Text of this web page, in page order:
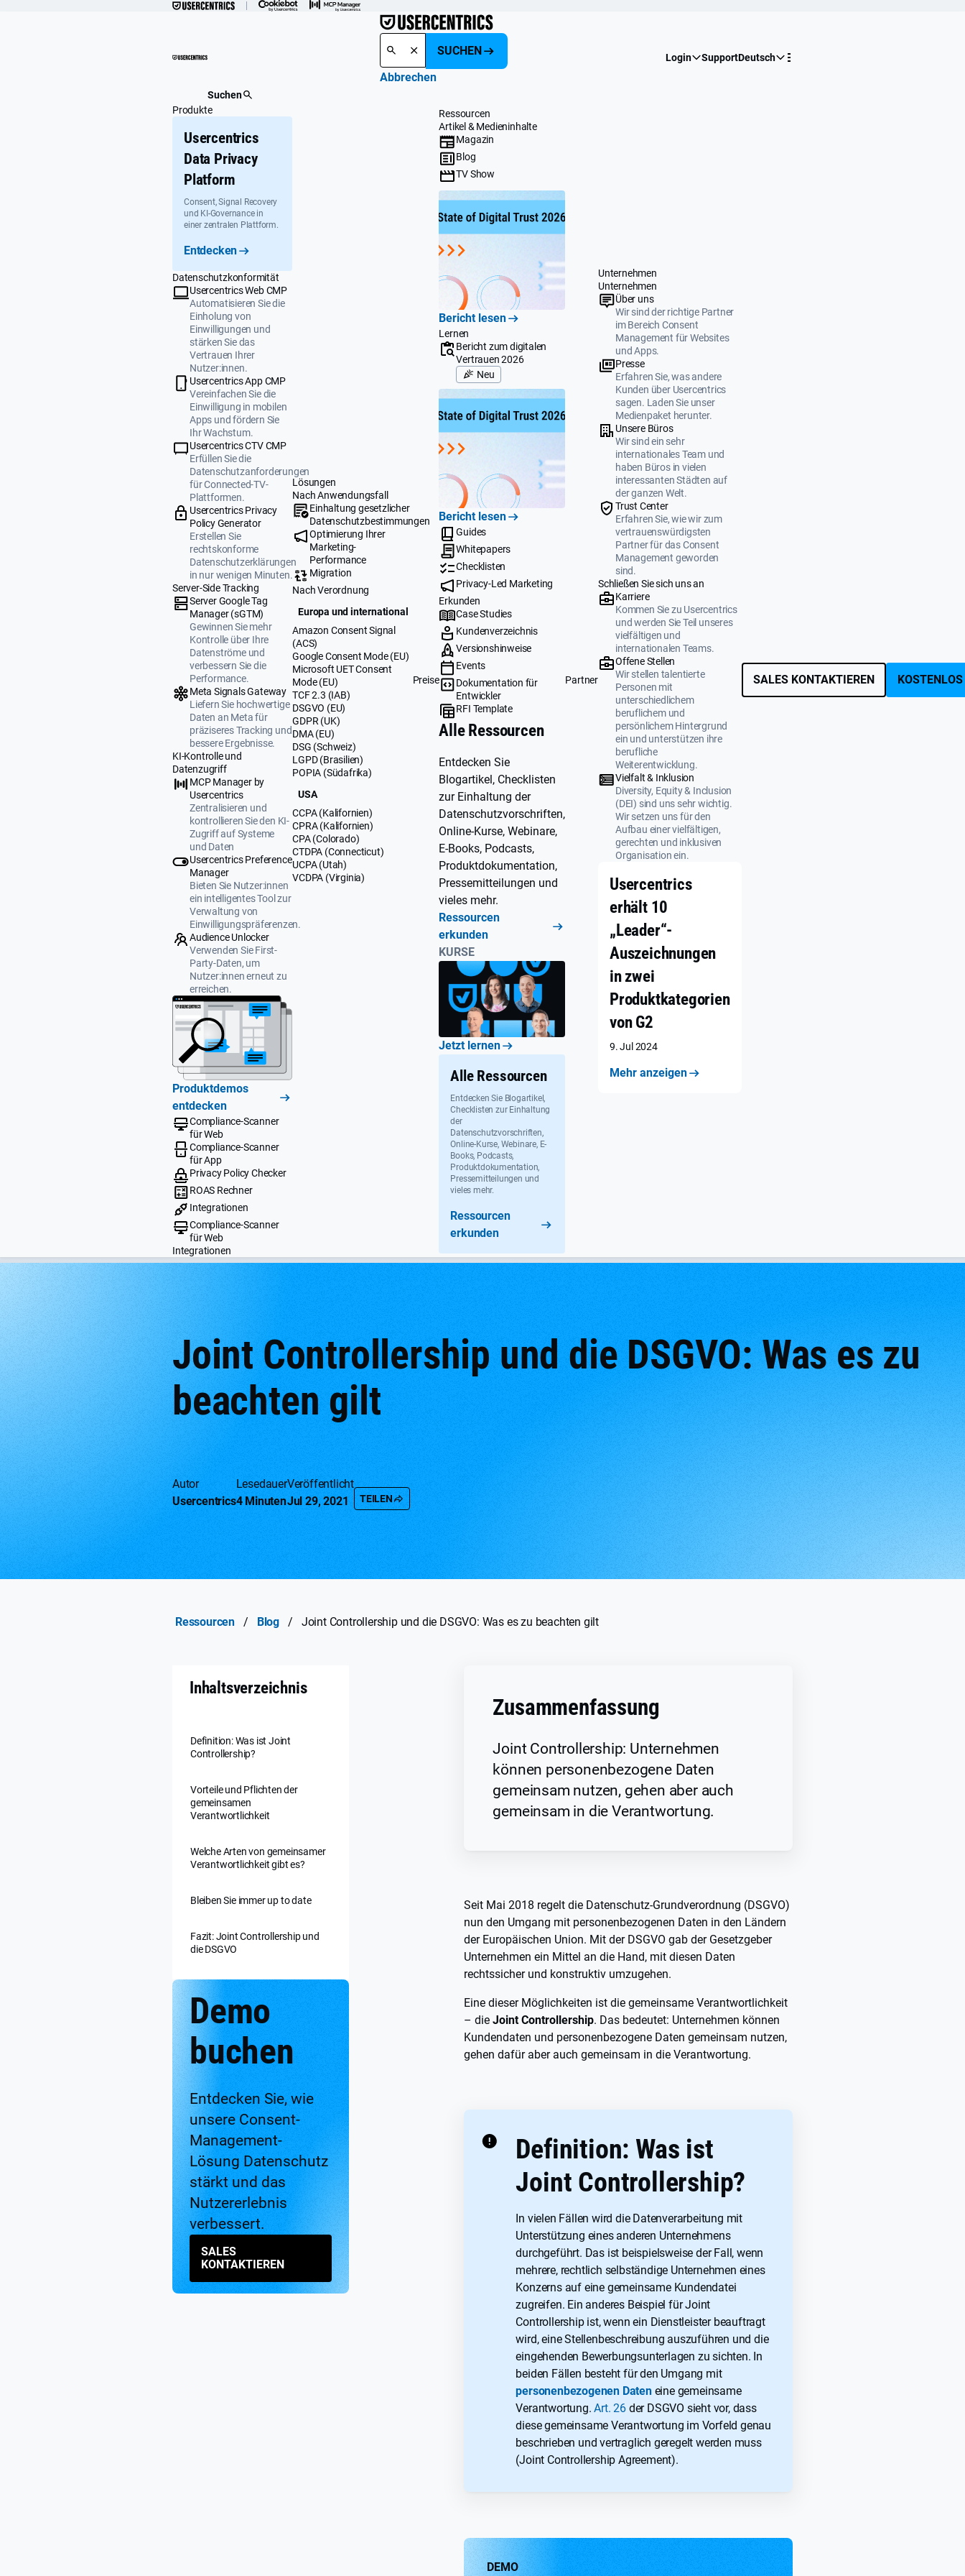
SUCHEN
Abbrechen
Suchen
Login SupportDeutsch
Produkte
Usercentrics
Data Privacy
Platform
Consent, Signal Recovery
und KI-Governance in
einer zentralen Plattform.
Entdecken
Datenschutzkonformität
Usercentrics Web CMP
Automatisieren Sie die
Einholung von
Einwilligungen und
stärken Sie das
Vertrauen Ihrer
Nutzer:innen.
Usercentrics App CMP
Vereinfachen Sie die
Einwilligung in mobilen
Apps und fördern Sie
Ihr Wachstum.
Usercentrics CTV CMP
Erfüllen Sie die
Datenschutzanforderungen
für Connected-TV-
Plattformen.
Usercentrics Privacy
Policy Generator
Erstellen Sie
rechtskonforme
Datenschutzerklärungen
in nur wenigen Minuten.
Server-Side Tracking
Server Google Tag
Manager (sGTM)
Gewinnen Sie mehr
Kontrolle über Ihre
Datenströme und
verbessern Sie die
Performance.
Meta Signals Gateway
Liefern Sie hochwertige
Daten an Meta für
präziseres Tracking und
bessere Ergebnisse.
KI-Kontrolle und
Datenzugriff
MCP Manager by
Usercentrics
Zentralisieren und
kontrollieren Sie den KI-
Zugriff auf Systeme
und Daten
Usercentrics Preference
Manager
Bieten Sie Nutzer:innen
ein intelligentes Tool zur
Verwaltung von
Einwilligungspräferenzen.
Audience Unlocker
Verwenden Sie First-
Party-Daten, um
Nutzer:innen erneut zu
erreichen.
Produktdemos
entdecken
Compliance-Scanner
für Web
Compliance-Scanner
für App
Privacy Policy Checker
ROAS Rechner
Integrationen
Compliance-Scanner
für Web
Integrationen
Lösungen
Nach Anwendungsfall
Einhaltung gesetzlicher
Datenschutzbestimmungen
Optimierung Ihrer
Marketing-
Performance
Migration
Nach Verordnung
Europa und international
Amazon Consent Signal
(ACS)
Google Consent Mode (EU)
Microsoft UET Consent
Mode (EU)
TCF 2.3 (IAB)
DSGVO (EU)
GDPR (UK)
DMA (EU)
DSG (Schweiz)
LGPD (Brasilien)
POPIA (Südafrika)
USA
CCPA (Kalifornien)
CPRA (Kalifornien)
CPA (Colorado)
CTDPA (Connecticut)
UCPA (Utah)
VCDPA (Virginia)
Preise
Ressourcen
Artikel & Medieninhalte
Magazin
Blog
TV Show
Bericht lesen
Lernen
Bericht zum digitalen
Vertrauen 2026
Neu
Bericht lesen
Guides
Whitepapers
Checklisten
Privacy-Led Marketing
Erkunden
Case Studies
Kundenverzeichnis
Versionshinweise
Events
Dokumentation für
Entwickler
RFI Template
Alle Ressourcen
Entdecken Sie
Blogartikel, Checklisten
zur Einhaltung der
Datenschutzvorschriften,
Online-Kurse, Webinare,
E-Books, Podcasts,
Produktdokumentation,
Pressemitteilungen und
vieles mehr.
Ressourcen
erkunden
KURSE
Jetzt lernen
Alle Ressourcen
Entdecken Sie Blogartikel,
Checklisten zur Einhaltung
der
Datenschutzvorschriften,
Online-Kurse, Webinare, E-
Books, Podcasts,
Produktdokumentation,
Pressemitteilungen und
vieles mehr.
Ressourcen
erkunden
Partner
Unternehmen
Unternehmen
Über uns
Wir sind der richtige Partner
im Bereich Consent
Management für Websites
und Apps.
Presse
Erfahren Sie, was andere
Kunden über Usercentrics
sagen. Laden Sie unser
Medienpaket herunter.
Unsere Büros
Wir sind ein sehr
internationales Team und
haben Büros in vielen
interessanten Städten auf
der ganzen Welt.
Trust Center
Erfahren Sie, wie wir zum
vertrauenswürdigsten
Partner für das Consent
Management geworden
sind.
Schließen Sie sich uns an
Karriere
Kommen Sie zu Usercentrics
und werden Sie Teil unseres
vielfältigen und
internationalen Teams.
Offene Stellen
Wir stellen talentierte
Personen mit
unterschiedlichem
beruflichem und
persönlichem Hintergrund
ein und unterstützen ihre
berufliche
Weiterentwicklung.
Vielfalt & Inklusion
Diversity, Equity & Inclusion
(DEI) sind uns sehr wichtig.
Wir setzen uns für den
Aufbau einer vielfältigen,
gerechten und inklusiven
Organisation ein.
Usercentrics
erhält 10
„Leader“-
Auszeichnungen
in zwei
Produktkategorien
von G2
9. Jul 2024
Mehr anzeigen
SALES KONTAKTIEREN
Joint Controllership und die DSGVO: Was es zu
beachten gilt
Autor
Usercentrics
Lesedauer
4 Minuten
Veröffentlicht
Jul 29, 2021
TEILEN
Ressourcen / Blog / Joint Controllership und die DSGVO: Was es zu beachten gilt
Inhaltsverzeichnis
Definition: Was ist Joint
Controllership?
Vorteile und Pflichten der
gemeinsamen
Verantwortlichkeit
Welche Arten von gemeinsamer
Verantwortlichkeit gibt es?
Bleiben Sie immer up to date
Fazit: Joint Controllership und
die DSGVO
Demo
buchen
Entdecken Sie, wie
unsere Consent-
Management-
Lösung Datenschutz
stärkt und das
Nutzererlebnis
verbessert.
SALES
KONTAKTIEREN
Zusammenfassung
Joint Controllership: Unternehmen
können personenbezogene Daten
gemeinsam nutzen, gehen aber auch
gemeinsam in die Verantwortung.
Seit Mai 2018 regelt die Datenschutz-Grundverordnung (DSGVO)
nun den Umgang mit personenbezogenen Daten in den Ländern
der Europäischen Union. Mit der DSGVO gab der Gesetzgeber
Unternehmen ein Mittel an die Hand, mit diesen Daten
rechtssicher und konstruktiv umzugehen.
Eine dieser Möglichkeiten ist die gemeinsame Verantwortlichkeit
– dieJoint Controllership. Das bedeutet: Unternehmen können
Kundendaten und personenbezogene Daten gemeinsam nutzen,
gehen dafür aber auch gemeinsam in die Verantwortung.
Definition: Was ist
Joint Controllership?
In vielen Fällen wird die Datenverarbeitung mit
Unterstützung eines anderen Unternehmens
durchgeführt. Das ist beispielsweise der Fall, wenn
mehrere, rechtlich selbständige Unternehmen eines
Konzerns auf eine gemeinsame Kundendatei
zugreifen. Ein anderes Beispiel für Joint
Controllership ist, wenn ein Dienstleister beauftragt
wird, eine Stellenbeschreibung auszuführen und die
eingehenden Bewerbungsunterlagen zu sichten. In
beiden Fällen besteht für den Umgang mit
personenbezogenen Dateneine gemeinsame
Verantwortung.Art. 26 der DSGVO sieht vor, dass
diese gemeinsame Verantwortung im Vorfeld genau
beschrieben und vertraglich geregelt werden muss
(Joint Controllership Agreement).
DEMO